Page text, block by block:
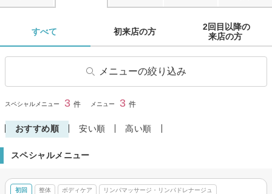
すべて 初来店の方
2回目以降の
来店の方
メニューの絞り込み
レナージュ
閉じる
スペシャルメニュー 3 件 メニュー 3 件
おすすめ順 安い順 高い順
スペシャルメニュー
初回 整体 ボディケア リンパマッサージ・リンパドレナージュ